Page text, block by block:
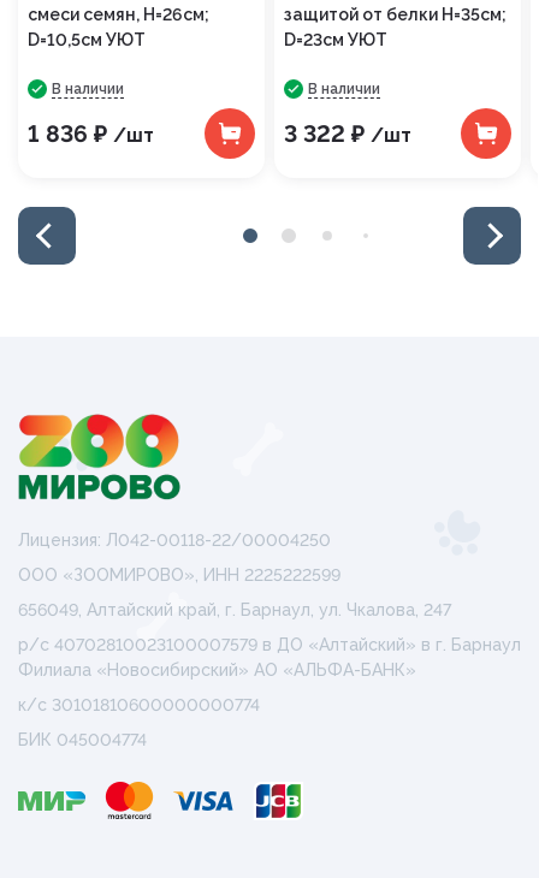
смеси семян, H=26см;
D=10,5см УЮТ
В наличии
1 836 ₽ /шт
защитой от белки H=35см;
D=23см УЮТ
В наличии
3 322 ₽ /шт
Лицензия: Л042-00118-22/00004250
ООО «ЗООМИРОВО», ИНН 2225222599
656049, Алтайский край, г. Барнаул, ул. Чкалова, 247
р/с 40702810023100007579 в ДО «Алтайский» в г. Барнаул
Филиала «Новосибирский» АО «АЛЬФА-БАНК»
к/с 30101810600000000774
БИК 045004774